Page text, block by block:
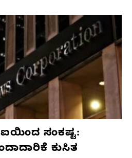
ಸಂಕಷ್ಟ:
ಕುಸಿತ